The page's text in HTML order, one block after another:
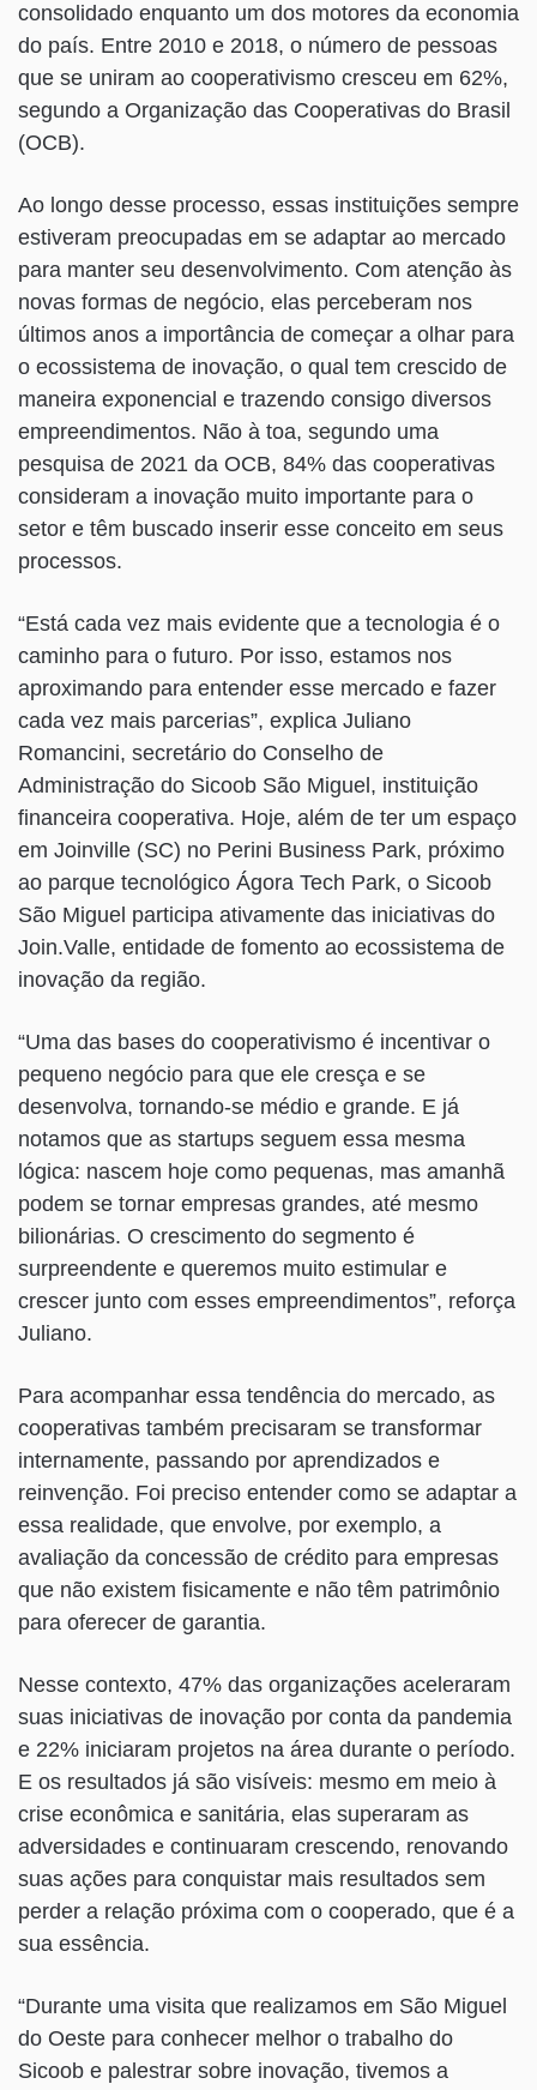
consolidado enquanto um dos motores da economia
do país. Entre 2010 e 2018, o número de pessoas
que se uniram ao cooperativismo cresceu em 62%,
segundo a Organização das Cooperativas do Brasil
(OCB).
Ao longo desse processo, essas instituições sempre
estiveram preocupadas em se adaptar ao mercado
para manter seu desenvolvimento. Com atenção às
novas formas de negócio, elas perceberam nos
últimos anos a importância de começar a olhar para
o ecossistema de inovação, o qual tem crescido de
maneira exponencial e trazendo consigo diversos
empreendimentos. Não à toa, segundo uma
pesquisa de 2021 da OCB, 84% das cooperativas
consideram a inovação muito importante para o
setor e têm buscado inserir esse conceito em seus
processos.
“Está cada vez mais evidente que a tecnologia é o
caminho para o futuro. Por isso, estamos nos
aproximando para entender esse mercado e fazer
cada vez mais parcerias”, explica Juliano
Romancini, secretário do Conselho de
Administração do Sicoob São Miguel, instituição
financeira cooperativa. Hoje, além de ter um espaço
em Joinville (SC) no Perini Business Park, próximo
ao parque tecnológico Ágora Tech Park, o Sicoob
São Miguel participa ativamente das iniciativas do
Join.Valle, entidade de fomento ao ecossistema de
inovação da região.
“Uma das bases do cooperativismo é incentivar o
pequeno negócio para que ele cresça e se
desenvolva, tornando-se médio e grande. E já
notamos que as startups seguem essa mesma
lógica: nascem hoje como pequenas, mas amanhã
podem se tornar empresas grandes, até mesmo
bilionárias. O crescimento do segmento é
surpreendente e queremos muito estimular e
crescer junto com esses empreendimentos”, reforça
Juliano.
Para acompanhar essa tendência do mercado, as
cooperativas também precisaram se transformar
internamente, passando por aprendizados e
reinvenção. Foi preciso entender como se adaptar a
essa realidade, que envolve, por exemplo, a
avaliação da concessão de crédito para empresas
que não existem fisicamente e não têm patrimônio
para oferecer de garantia.
Nesse contexto, 47% das organizações aceleraram
suas iniciativas de inovação por conta da pandemia
e 22% iniciaram projetos na área durante o período.
E os resultados já são visíveis: mesmo em meio à
crise econômica e sanitária, elas superaram as
adversidades e continuaram crescendo, renovando
suas ações para conquistar mais resultados sem
perder a relação próxima com o cooperado, que é a
sua essência.
“Durante uma visita que realizamos em São Miguel
do Oeste para conhecer melhor o trabalho do
Sicoob e palestrar sobre inovação, tivemos a